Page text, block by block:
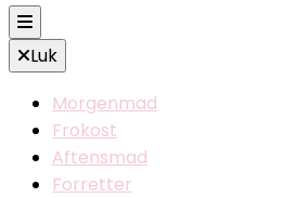
Luk
Morgenmad
Frokost
Aftensmad
Forretter